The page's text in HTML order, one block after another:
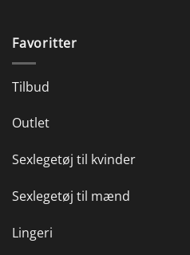
Favoritter
Tilbud
Outlet
Sexlegetøj til kvinder
Sexlegetøj til mænd
Lingeri